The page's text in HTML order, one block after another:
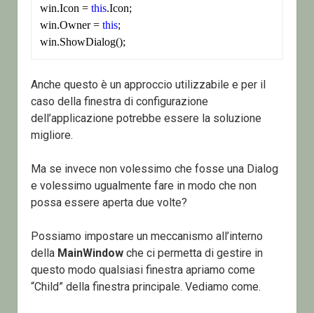
win.Icon = this.Icon;
win.Owner = this;
win.ShowDialog();
Anche questo è un approccio utilizzabile e per il
caso della finestra di configurazione
dell’applicazione potrebbe essere la soluzione
migliore.
Ma se invece non volessimo che fosse una Dialog
e volessimo ugualmente fare in modo che non
possa essere aperta due volte?
Possiamo impostare un meccanismo all’interno
della MainWindowche ci permetta di gestire in
questo modo qualsiasi finestra apriamo come
“Child” della finestra principale. Vediamo come.